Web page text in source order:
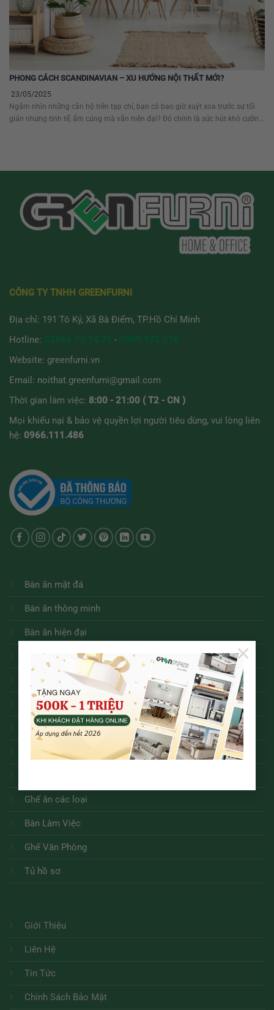
×
PHONG CÁCH SCANDINAVIAN – XU HƯỚNG NỘI THẤT MỚI?
23/05/2025
Ngắm nhìn những căn hộ trên tạp chí, bạn có bao giờ xuýt xoa trước sự tối
giản nhưng tinh tế, ấm cúng mà vẫn hiện đại? Đó chính là sức hút khó cưỡng
CÔNG TY TNHH GREENFURNI
Địa chỉ: 191 Tô Ký, Xã Bà Điểm, TP.Hồ Chí Minh
Hotline:
-
Website: greenfurni.vn
Email: noithat.greenfurni@gmail.com
Thời gian làm việc: 8:00 - 21:00 ( T2 - CN )
Mọi khiếu nại & bảo vệ quyền lợi người tiêu dùng, vui lòng liên
hệ: 0966.111.486
Bàn ăn mặt đá
Bàn ăn thông minh
Bàn ăn hiện đại
Bàn ăn tân cổ điển
Bàn ăn tròn
Bàn ăn
Sofa
Bàn trà
Ghế ăn các loại
Bàn Làm Việc
Ghế Văn Phòng
Tủ hồ sơ
Giới Thiệu
Liên Hệ
Tin Tức
Chính Sách Bảo Mật